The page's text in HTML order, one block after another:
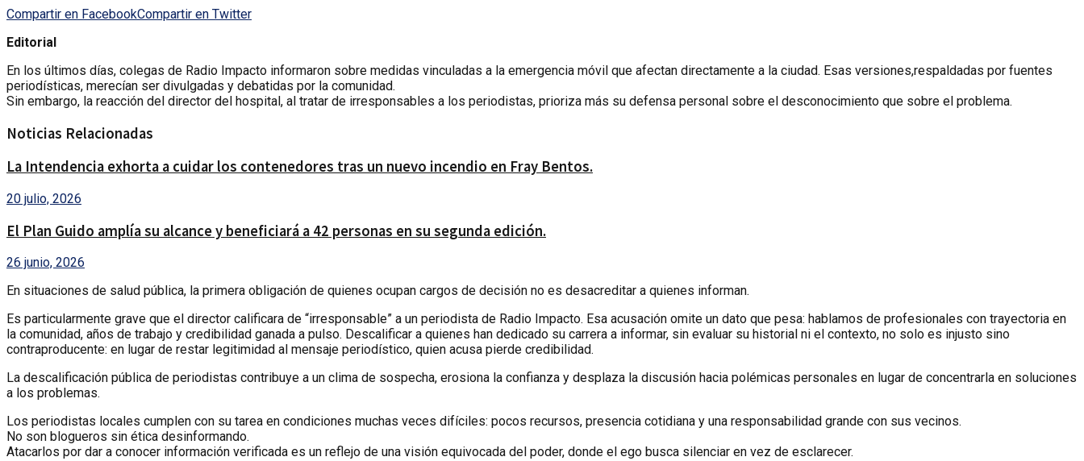
Compartir en FacebookCompartir en Twitter
Editorial
En los últimos días, colegas de Radio Impacto informaron sobre medidas vinculadas a la emergencia móvil que afectan directamente a la ciudad. Esas versiones,respaldadas por fuentes
periodísticas, merecían ser divulgadas y debatidas por la comunidad.
Sin embargo, la reacción del director del hospital, al tratar de irresponsables a los periodistas, prioriza más su defensa personal sobre el desconocimiento que sobre el problema.
Noticias Relacionadas
La Intendencia exhorta a cuidar los contenedores tras un nuevo incendio en Fray Bentos.
20 julio, 2026
El Plan Guido amplía su alcance y beneficiará a 42 personas en su segunda edición.
26 junio, 2026
En situaciones de salud pública, la primera obligación de quienes ocupan cargos de decisión no es desacreditar a quienes informan.
Es particularmente grave que el director calificara de “irresponsable” a un periodista de Radio Impacto. Esa acusación omite un dato que pesa: hablamos de profesionales con trayectoria en
la comunidad, años de trabajo y credibilidad ganada a pulso. Descalificar a quienes han dedicado su carrera a informar, sin evaluar su historial ni el contexto, no solo es injusto sino
contraproducente: en lugar de restar legitimidad al mensaje periodístico, quien acusa pierde credibilidad.
La descalificación pública de periodistas contribuye a un clima de sospecha, erosiona la confianza y desplaza la discusión hacia polémicas personales en lugar de concentrarla en soluciones
a los problemas.
Los periodistas locales cumplen con su tarea en condiciones muchas veces difíciles: pocos recursos, presencia cotidiana y una responsabilidad grande con sus vecinos.
No son blogueros sin ética desinformando.
Atacarlos por dar a conocer información verificada es un reflejo de una visión equivocada del poder, donde el ego busca silenciar en vez de esclarecer.